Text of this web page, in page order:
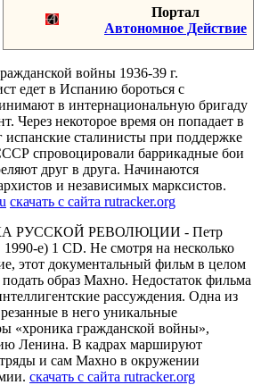
Портал
Автономное Действие
войны 1936-39 г.
едет в Испанию бороться с
в интернациональную бригаду
Через некоторое время он попадает в
испанские сталинисты при поддержке
спровоцировали баррикадные бои
друг в друга. Начинаются
и независимых марксистов.
скачать с сайта rutracker.org
РУССКОЙ РЕВОЛЮЦИИ - Петр
е) 1 CD. Не смотря на несколько
этот документальный фильм в целом
образ Махно. Недостаток фильма
рассуждения. Одна из
в него уникальные
«хроника гражданской войны»,
Ленина. В кадрах маршируют
и сам Махно в окружении
скачать с сайта rutracker.org